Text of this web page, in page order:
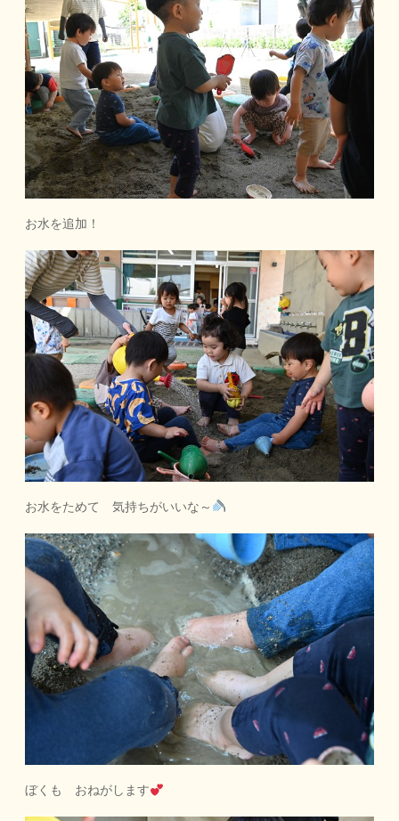
お水を追加！
お水をためて 気持ちがいいな～
ぼくも おねがします